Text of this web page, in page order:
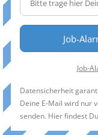
Job-
Job-
Datensicherheit
Deine E-Mail wird nur
senden. Hier findest